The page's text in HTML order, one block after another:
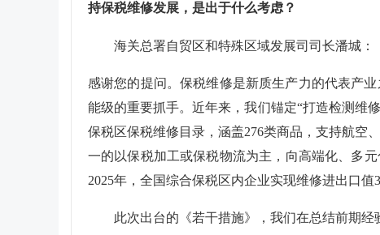
持保税维修发展，是出于什么考虑？
海关总署自贸区和特殊区域发展司司长潘城：
感谢您的提问。保税维修是新质生产力的代表产
能级的重要抓手。近年来，我们锚定“打造检测维
保税区保税维修目录，涵盖276类商品，支持航空
一的以保税加工或保税物流为主‌，向‌高端化、多
2025年，全国综合保税区内企业实现维修进出口值
此次出台的《若干措施》，我们在总结前期